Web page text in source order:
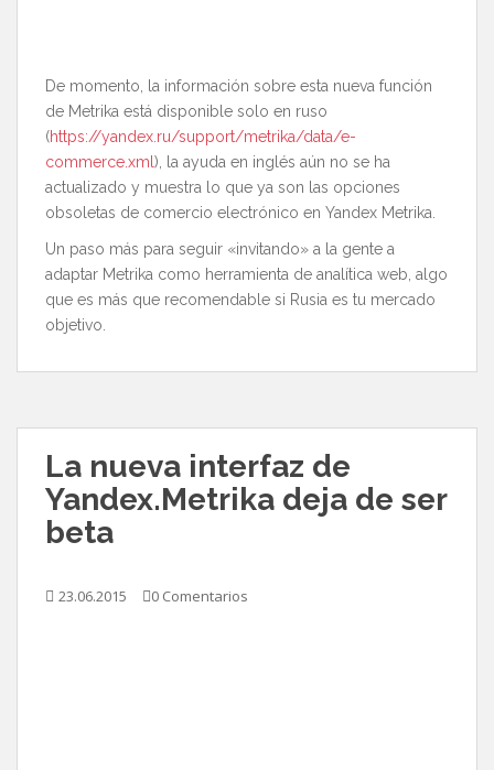
De momento, la información sobre esta nueva función
de Metrika está disponible solo en ruso
(https://yandex.ru/support/metrika/data/e-
commerce.xml ), la ayuda en inglés aún no se ha
actualizado y muestra lo que ya son las opciones
obsoletas de comercio electrónico en Yandex Metrika.
Un paso más para seguir «invitando» a la gente a
adaptar Metrika como herramienta de analítica web, algo
que es más que recomendable si Rusia es tu mercado
objetivo.
La nueva interfaz de
Yandex.Metrika deja de ser
beta
23.06.2015 0 Comentarios